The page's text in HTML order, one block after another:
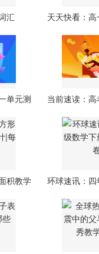
汇
天天快看：
单元测
当前速读：
积教学
环球速讯：